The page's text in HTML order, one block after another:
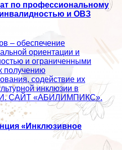
по профессиональному
и ОВЗ
– обеспечение
ориентации и
и ограниченными
получению
содействие их
инклюзии в
САЙТ «АБИЛИМПИКС».
«Инклюзивное